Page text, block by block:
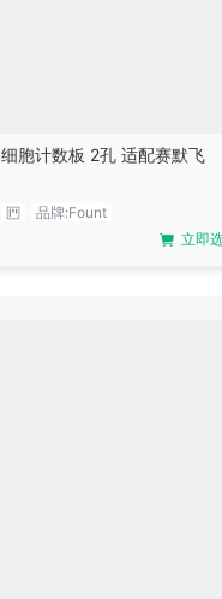
细胞计数板 2孔 适配赛默飞
品牌:Fount
立即